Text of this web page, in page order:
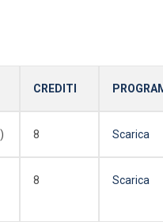
CREDITI
8 Scarica
8 Scarica